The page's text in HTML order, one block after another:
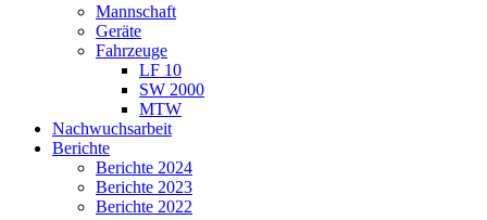
Mannschaft
Geräte
Fahrzeuge
LF 10
SW 2000
MTW
Nachwuchsarbeit
Berichte
Berichte 2024
Berichte 2023
Berichte 2022